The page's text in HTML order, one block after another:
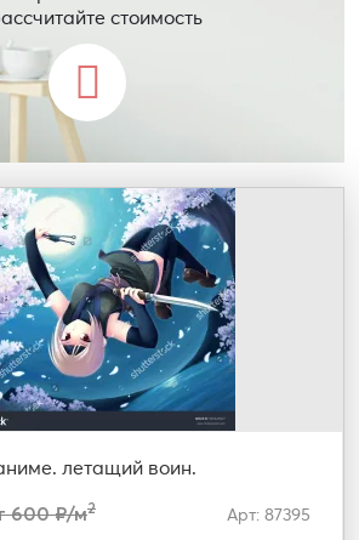
стоимость
летащий воин.
600 ₽/м2 Арт: 87395